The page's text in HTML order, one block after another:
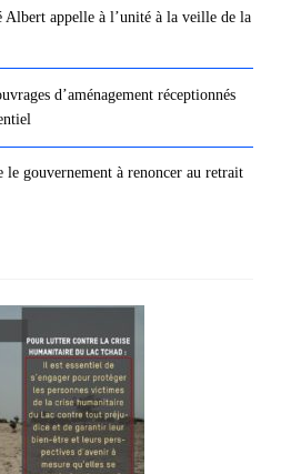
Albert appelle à l’unité à la veille de la
d’aménagement réceptionnés
gouvernement à renoncer au retrait